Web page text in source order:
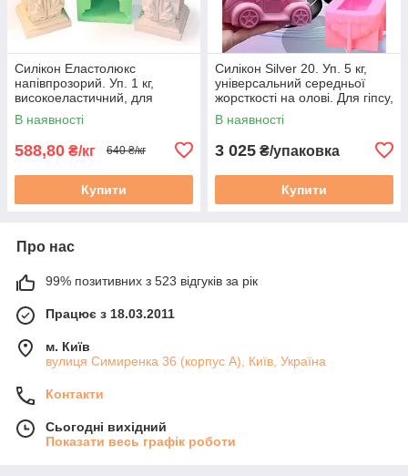
Силікон Еластолюкс
напівпрозорий. Уп. 1 кг,
високоеластичний, для
форм, для гіпсу, мила, воску
та ін.
В наявності
588,80 ₴/кг 640 ₴/кг
Купити
Силікон Silver 20. Уп. 5 кг,
універсальний середньої
жорсткості на олові. Для гіпсу,
мила, воску, форм. Сільвер
В наявності
3 025 ₴/упаковка
Купити
Про нас
99% позитивних з 523 відгуків за рік
Працює з 18.03.2011
м. Київ
вулиця Симиренка 36 (корпус А), Київ, Україна
Контакти
Сьогодні вихідний
Показати весь графік роботи